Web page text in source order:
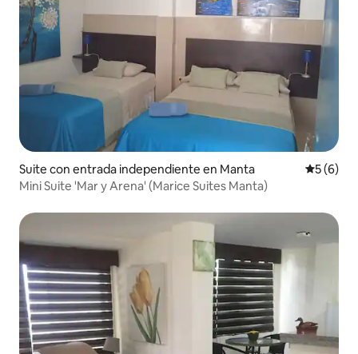
Suite con entrada independiente en Manta
5 (6)
Mini Suite 'Mar y Arena' (Marice Suites Manta)